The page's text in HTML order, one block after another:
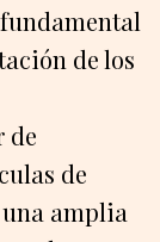
de los
de
de
amplia